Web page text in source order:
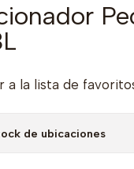
a la lista de
de ubicaciones